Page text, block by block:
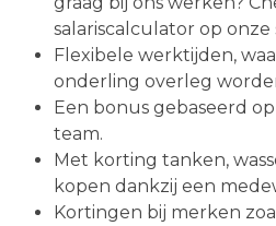
salariscalculator op onze
Flexibele werktijden,
onderling overleg
Een bonus gebaseerd
team.
Met korting tanken,
kopen dankzij een
Kortingen bij merken